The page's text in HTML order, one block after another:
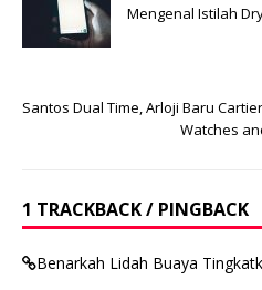
Mengenal Istilah
Santos Dual Time, Arloji Baru
Watches
1 TRACKBACK / PINGBACK
Benarkah Lidah Buaya